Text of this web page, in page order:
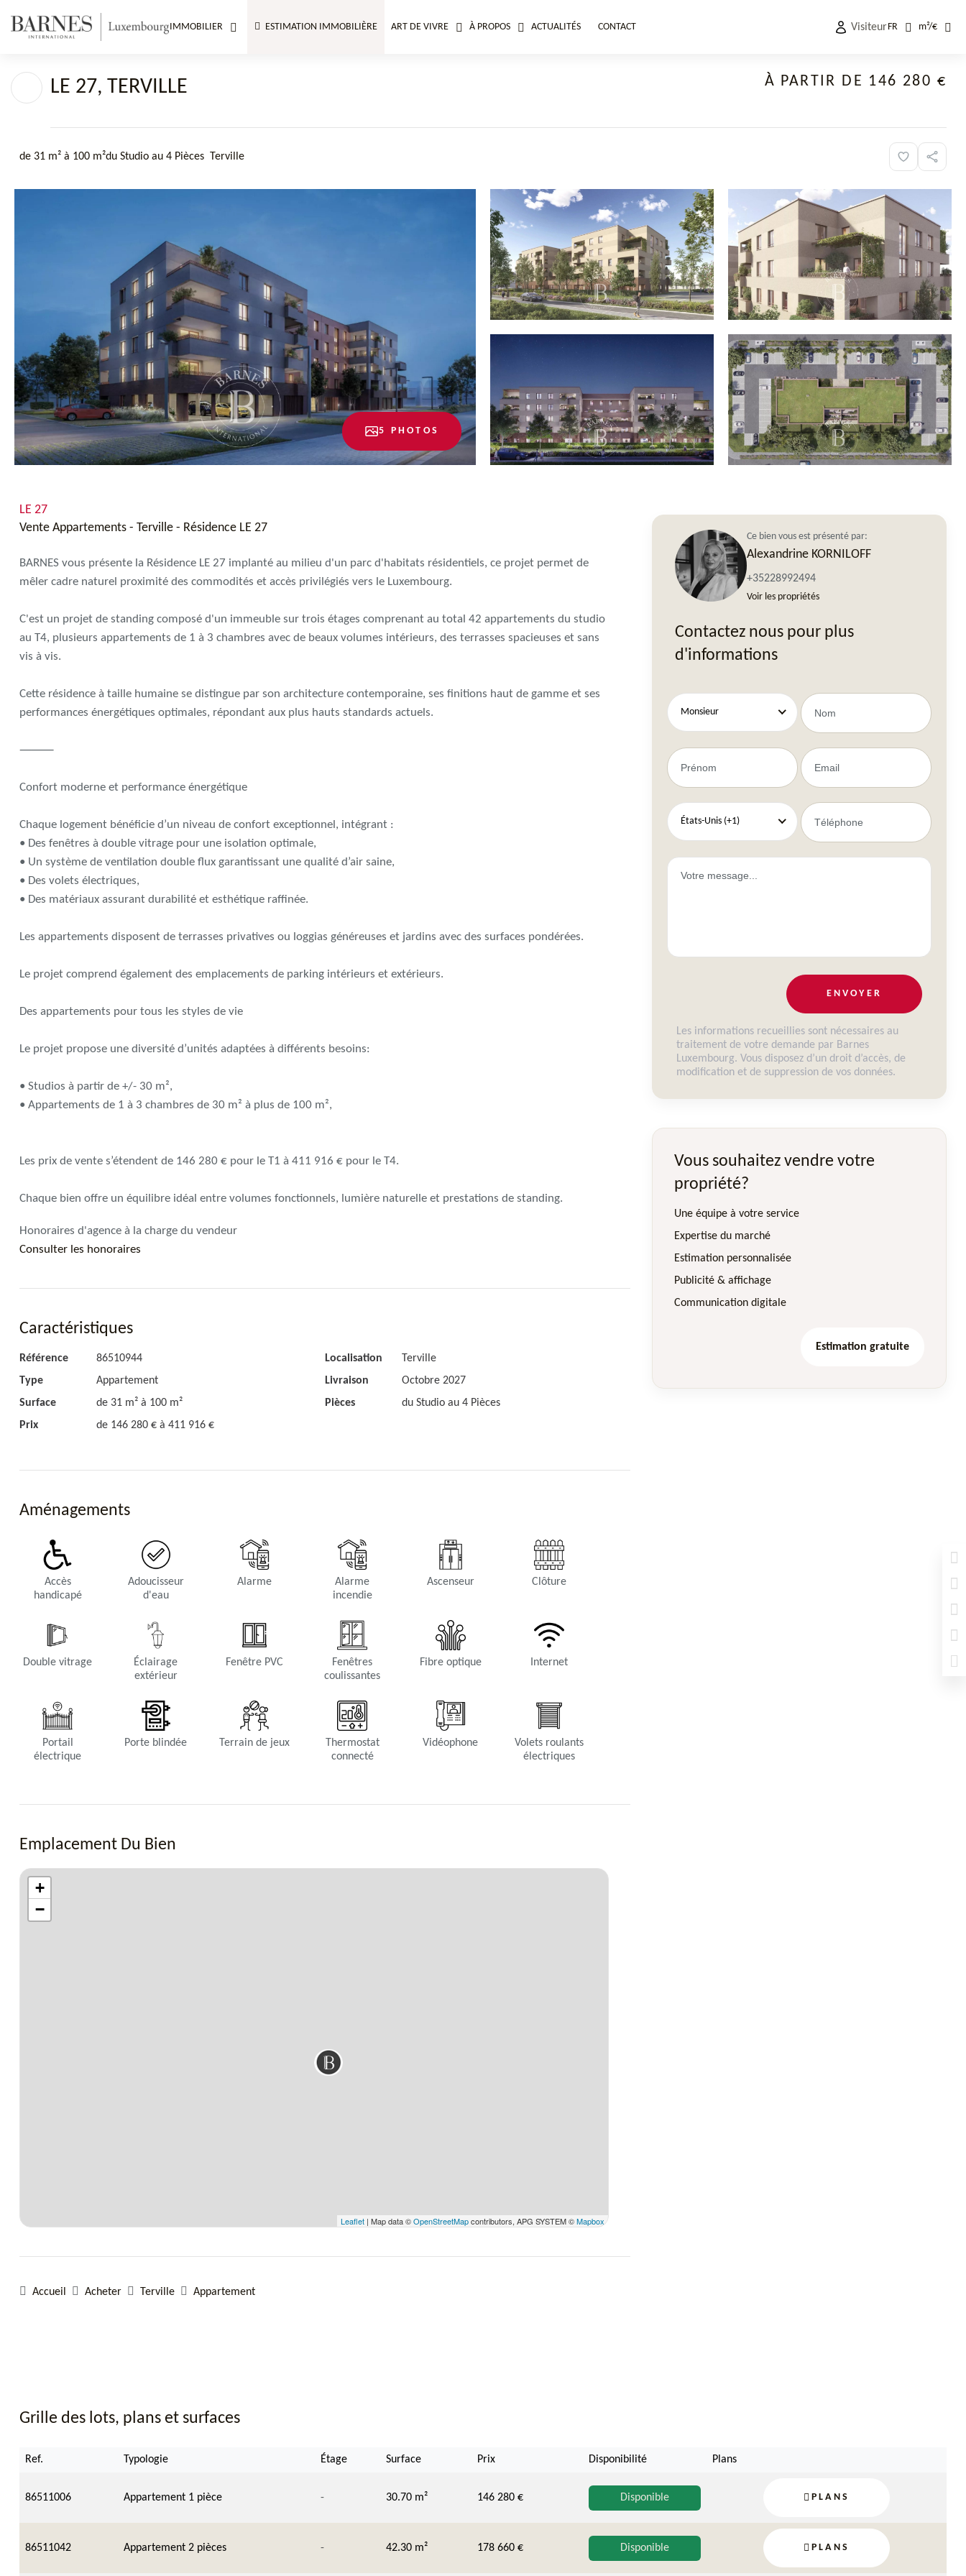
IMMOBILIER ESTIMATION IMMOBILIÈRE ART DE VIVRE À PROPOS ACTUALITÉS CONTACT VisiteurFR m²/€
LE 27, TERVILLE À PARTIR DE 146 280 €
de 31 m² à 100 m²du Studio au 4 Pièces Terville
5 PHOTOS
LE 27
Vente Appartements - Terville - Résidence LE 27
BARNES vous présente la Résidence LE 27 implanté au milieu d'un parc d'habitats résidentiels, ce projet permet de
mêler cadre naturel proximité des commodités et accès privilégiés vers le Luxembourg.
C'est un projet de standing composé d'un immeuble sur trois étages comprenant au total 42 appartements du studio
au T4, plusieurs appartements de 1 à 3 chambres avec de beaux volumes intérieurs, des terrasses spacieuses et sans
vis à vis.
Cette résidence à taille humaine se distingue par son architecture contemporaine, ses finitions haut de gamme et ses
performances énergétiques optimales, répondant aux plus hauts standards actuels.
⸻
Confort moderne et performance énergétique
Chaque logement bénéficie d’un niveau de confort exceptionnel, intégrant :
• Des fenêtres à double vitrage pour une isolation optimale,
• Un système de ventilation double flux garantissant une qualité d’air saine,
• Des volets électriques,
• Des matériaux assurant durabilité et esthétique raffinée.
Les appartements disposent de terrasses privatives ou loggias généreuses et jardins avec des surfaces pondérées.
Le projet comprend également des emplacements de parking intérieurs et extérieurs.
Des appartements pour tous les styles de vie
Le projet propose une diversité d’unités adaptées à différents besoins:
• Studios à partir de +/- 30 m²,
• Appartements de 1 à 3 chambres de 30 m² à plus de 100 m²,
Les prix de vente s’étendent de 146 280 € pour le T1 à 411 916 € pour le T4.
Chaque bien offre un équilibre idéal entre volumes fonctionnels, lumière naturelle et prestations de standing.
Honoraires d'agence à la charge du vendeur
Consulter les honoraires
Caractéristiques
Référence 86510944 Localisation
Terville
Type
Appartement Livraison
Octobre 2027
Surface
de 31 m² à 100 m² Pièces
du Studio au 4 Pièces
Prix
de 146 280 € à 411 916 €
Aménagements
Accès
handicapé
Adoucisseur
d'eau
Alarme
Alarme
incendie
Ascenseur Clôture
Double vitrage
Éclairage
extérieur
Fenêtre PVC
Fenêtres
coulissantes
Fibre optique Internet
Portail
électrique
Porte blindée Terrain de jeux
Thermostat
connecté
Vidéophone
Volets roulants
électriques
Emplacement Du Bien
+
−
Leaflet | Map data ©OpenStreetMapcontributors, APG SYSTEM ©Mapbox
Accueil Acheter Terville Appartement
Ce bien vous est présenté par:
Alexandrine KORNILOFF
+35228992494
Voir les propriétés
Contactez nous pour plus
d'informations
Monsieur
États-Unis (+1)
ENVOYER
Les informations recueillies sont nécessaires au
traitement de votre demande par Barnes
Luxembourg. Vous disposez d’un droit d’accès, de
modification et de suppression de vos données.
Vous souhaitez vendre votre
propriété?
Une équipe à votre service
Expertise du marché
Estimation personnalisée
Publicité & affichage
Communication digitale
Estimation gratuite
Grille des lots, plans et surfaces
Ref. Typologie Étage Surface Prix Disponibilité Plans
86511006 Appartement 1 pièce - 30.70 m² 146 280 € Disponible PLANS
86511042 Appartement 2 pièces - 42.30 m² 178 660 € Disponible PLANS